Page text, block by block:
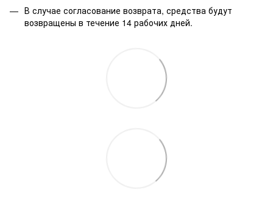
В случае согласование возврата, средства будут
возвращены в течение 14 рабочих дней.